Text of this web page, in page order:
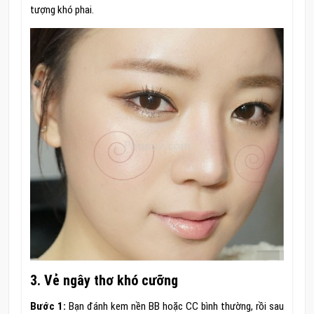
tượng khó phai.
3. Vẻ ngây thơ khó cưỡng
Bước 1: Bạn đánh kem nền BB hoặc CC bình thường, rồi sau